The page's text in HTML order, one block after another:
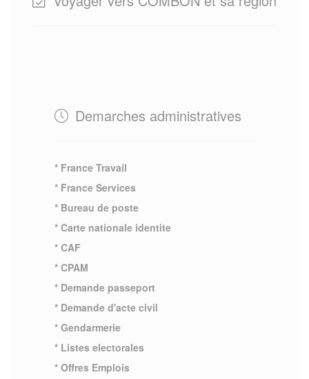
Demarches administratives
* France Travail
* France Services
* Bureau de poste
* Carte nationale identite
* CAF
* CPAM
* Demande passeport
* Demande d'acte civil
* Gendarmerie
* Listes electorales
* Offres Emplois